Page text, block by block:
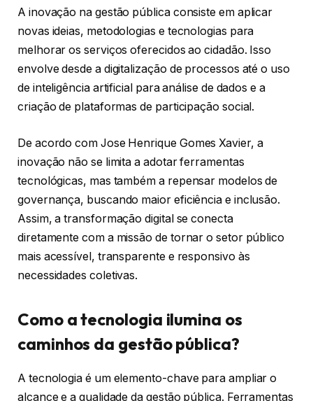
A inovação na gestão pública consiste em aplicar
novas ideias, metodologias e tecnologias para
melhorar os serviços oferecidos ao cidadão. Isso
envolve desde a digitalização de processos até o uso
de inteligência artificial para análise de dados e a
criação de plataformas de participação social.
De acordo com Jose Henrique Gomes Xavier, a
inovação não se limita a adotar ferramentas
tecnológicas, mas também a repensar modelos de
governança, buscando maior eficiência e inclusão.
Assim, a transformação digital se conecta
diretamente com a missão de tornar o setor público
mais acessível, transparente e responsivo às
necessidades coletivas.
Como a tecnologia ilumina os
caminhos da gestão pública?
A tecnologia é um elemento-chave para ampliar o
alcance e a qualidade da gestão pública. Ferramentas